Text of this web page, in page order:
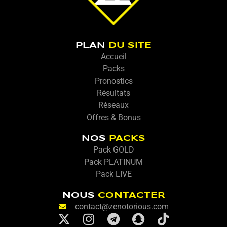
PLAN DU SITE
Accueil
Packs
Pronostics
Résultats
Réseaux
Offres & Bonus
NOS PACKS
Pack GOLD
Pack PLATINUM
Pack LIVE
NOUS CONTACTER
contact@zenotorious.com
X
I
T
S
T